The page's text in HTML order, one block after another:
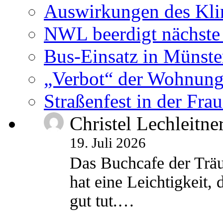
Auswirkungen des
NWL beerdigt
Bus-Einsatz in
„Verbot“ der
Straßenfest in der
Christel
19. Juli 2026
Das Buchcafe der
hat eine Leichtigkeit,
gut tut.…